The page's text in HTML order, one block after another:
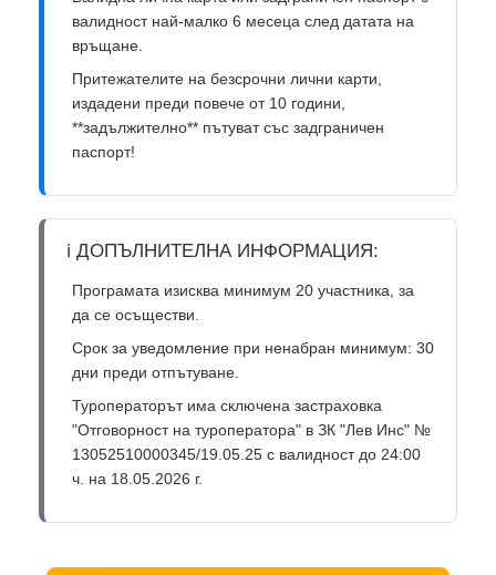
валидност най-малко 6 месеца след датата на
връщане.
Притежателите на безсрочни лични карти,
издадени преди повече от 10 години,
**задължително** пътуват със задграничен
паспорт!
ℹ️ ДОПЪЛНИТЕЛНА ИНФОРМАЦИЯ:
Програмата изисква минимум 20 участника, за
да се осъществи.
Срок за уведомление при ненабран минимум: 30
дни преди отпътуване.
Туроператорът има сключена застраховка
"Отговорност на туроператора" в ЗК "Лев Инс" №
13052510000345/19.05.25 с валидност до 24:00
ч. на 18.05.2026 г.